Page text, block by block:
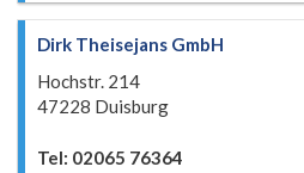
Dirk Theisejans GmbH
Hochstr. 214
47228 Duisburg
Tel: 02065 76364